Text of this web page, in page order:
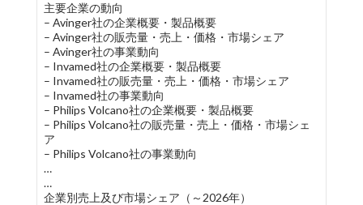
主要企業の動向
– Avinger社の企業概要・製品概要
– Avinger社の販売量・売上・価格・市場シェア
– Avinger社の事業動向
– Invamed社の企業概要・製品概要
– Invamed社の販売量・売上・価格・市場シェア
– Invamed社の事業動向
– Philips Volcano社の企業概要・製品概要
– Philips Volcano社の販売量・売上・価格・市場シェ
ア
– Philips Volcano社の事業動向
…
…
企業別売上及び市場シェア（～2026年）